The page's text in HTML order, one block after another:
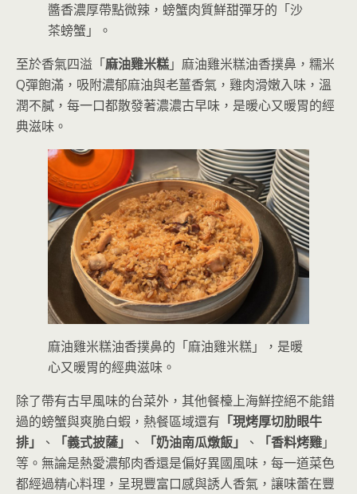
醬香濃厚帶點微辣，螃蟹肉質鮮甜彈牙的「沙
茶螃蟹」。
至於香氣四溢「麻油雞米糕」麻油雞米糕油香撲鼻，糯米
Q彈飽滿，吸附濃郁麻油與老薑香氣，雞肉滑嫩入味，溫
潤不膩，每一口都散發著濃濃古早味，是暖心又暖胃的經
典滋味。
麻油雞米糕油香撲鼻的「麻油雞米糕」，是暖
心又暖胃的經典滋味。
除了帶有古早風味的台菜外，其他餐檯上海鮮控絕不能錯
過的螃蟹與爽脆白蝦，熱餐區域還有 「現烤厚切肋眼牛
排」
、 「義式披薩」 、 「奶油南瓜燉飯」 、 「香料烤雞」
等。無論是熱愛濃郁肉香還是偏好異國風味，每一道菜色
都經過精心料理，呈現豐富口感與誘人香氣，讓味蕾在豐